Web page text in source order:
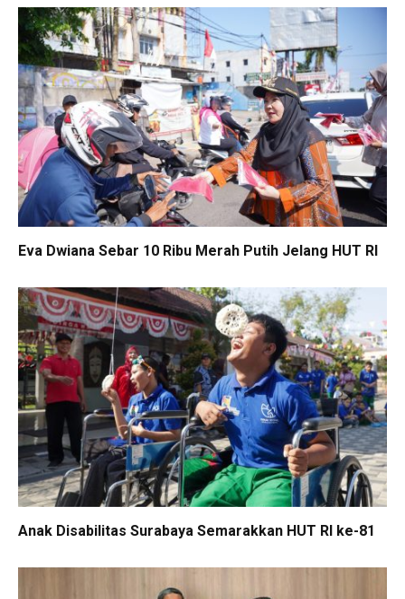
Eva Dwiana Sebar 10 Ribu Merah Putih Jelang HUT RI
Anak Disabilitas Surabaya Semarakkan HUT RI ke-81